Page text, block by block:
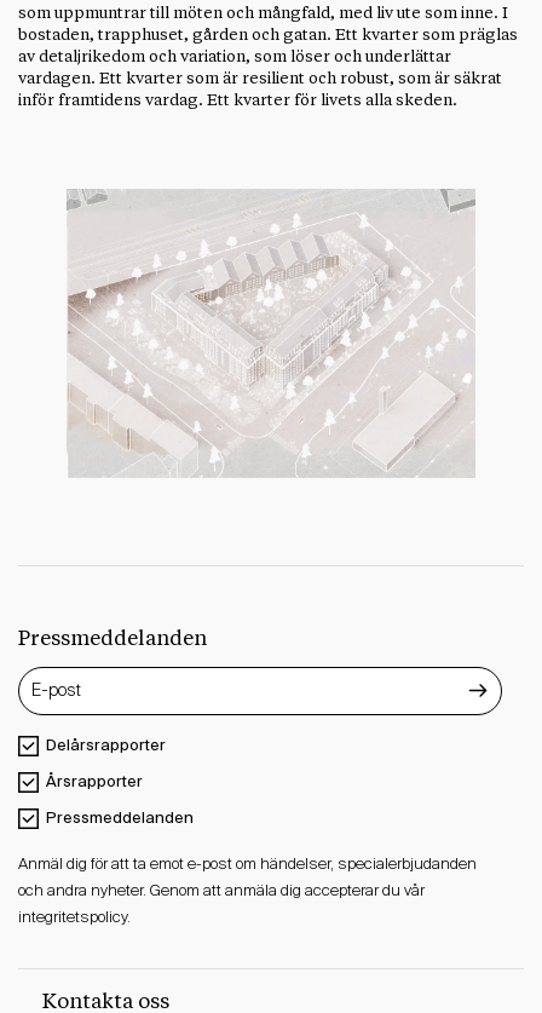
som uppmuntrar till möten och mångfald, med liv ute som inne. I
bostaden, trapphuset, gården och gatan. Ett kvarter som präglas
av detaljrikedom och variation, som löser och underlättar
vardagen. Ett kvarter som är resilient och robust, som är säkrat
inför framtidens vardag. Ett kvarter för livets alla skeden.
Pressmeddelanden
Delårsrapporter
Årsrapporter
Pressmeddelanden
Anmäl dig för att ta emot e-post om händelser, specialerbjudanden
och andra nyheter. Genom att anmäla dig accepterar du vår
integritetspolicy.
Kontakta oss